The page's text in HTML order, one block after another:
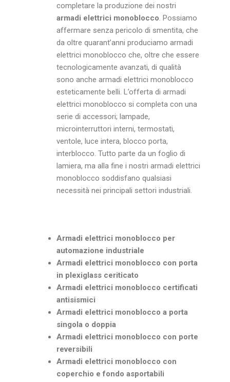
completare la produzione dei nostri
armadi elettrici monoblocco . Possiamo
affermare senza pericolo di smentita, che
da oltre quarant’anni produciamo armadi
elettrici monoblocco che, oltre che essere
tecnologicamente avanzati, di qualità
sono anche armadi elettrici monoblocco
esteticamente belli. L’offerta di armadi
elettrici monoblocco si completa con una
serie di accessori; lampade,
microinterruttori interni, termostati,
ventole, luce intera, blocco porta,
interblocco. Tutto parte da un foglio di
lamiera, ma alla fine i nostri armadi elettrici
monoblocco soddisfano qualsiasi
necessità nei principali settori industriali.
Armadi elettrici monoblocco per
automazione industriale
Armadi elettrici monoblocco con porta
in plexiglass ceriticato
Armadi elettrici monoblocco certificati
antisismici
Armadi elettrici monoblocco a porta
singola o doppia
Armadi elettrici monoblocco con porte
reversibili
Armadi elettrici monoblocco con
coperchio e fondo asportabili